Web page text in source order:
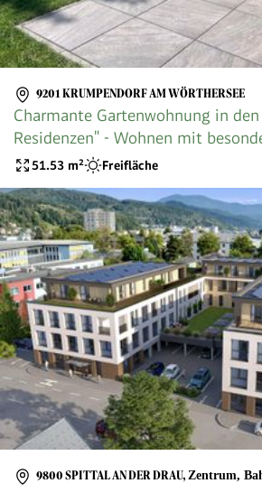
9201 KRUMPENDORF AM WÖRTHERSEE
Charmante Gartenwohnung in den
Residenzen" - Wohnen mit
Erholungsfaktor und eigenem
51.53 m² Freifläche
9800 SPITTAL AN DER DRAU, Zentrum, Bahnhof,